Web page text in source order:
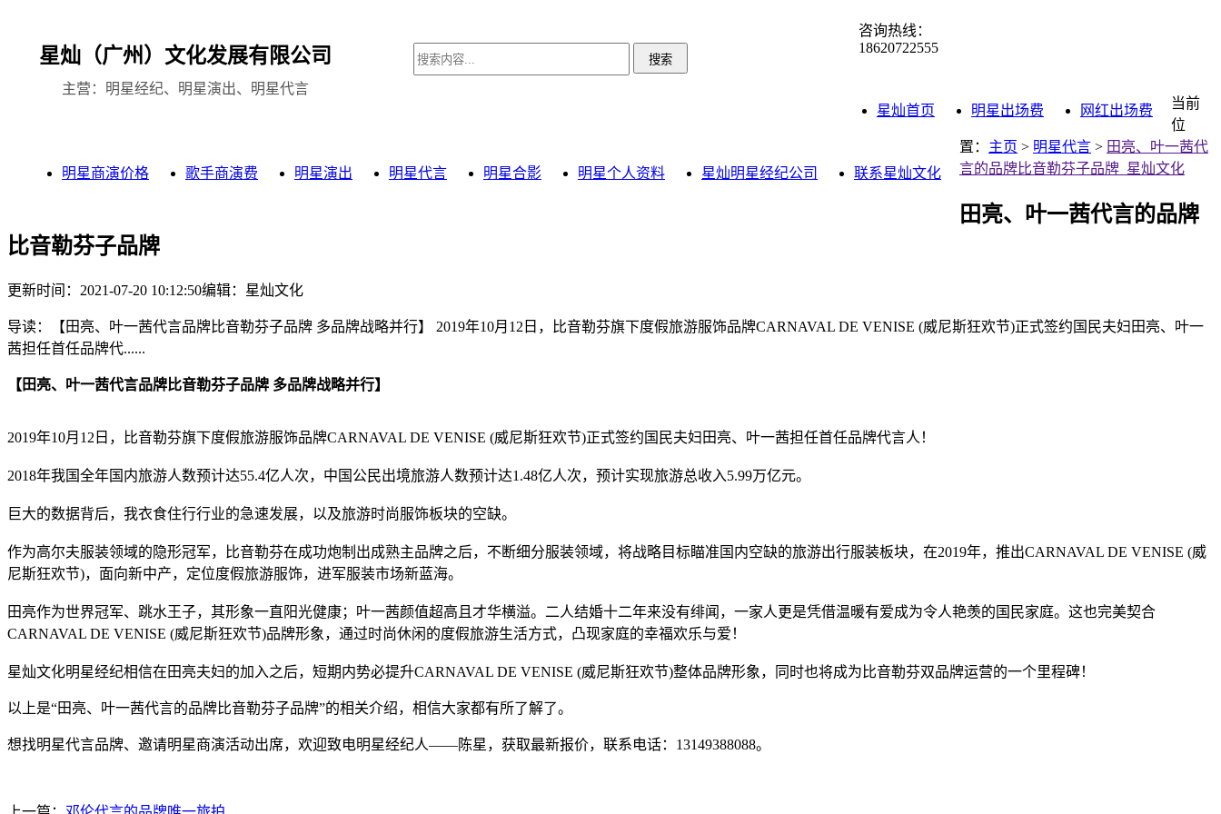
星灿（广州）文化发展有限公司
主营：明星经纪、明星演出、明星代言
咨询热线：
18620722555
星灿首页 明星出场费 网红出场费
明星商演价格 歌手商演费 明星演出 明星代言 明星合影 明星个人资料 星灿明星经纪公司 联系星灿文化
当前
位
置： 主页 > 明星代言 > 田亮、叶一茜代
言的品牌比音勒芬子品牌_星灿文化
田亮、叶一茜代言的品牌
比音勒芬子品牌
更新时间：2021-07-20 10:12:50编辑：星灿文化
导读：【田亮、叶一茜代言品牌比音勒芬子品牌 多品牌战略并行】 2019年10月12日，比音勒芬旗下度假旅游服饰品牌CARNAVAL DE VENISE (威尼斯狂欢节)正式签约国民夫妇田亮、叶一
茜担任首任品牌代......
【田亮、叶一茜代言品牌比音勒芬子品牌 多品牌战略并行】
2019年10月12日，比音勒芬旗下度假旅游服饰品牌CARNAVAL DE VENISE (威尼斯狂欢节)正式签约国民夫妇田亮、叶一茜担任首任品牌代言人！
2018年我国全年国内旅游人数预计达55.4亿人次，中国公民出境旅游人数预计达1.48亿人次，预计实现旅游总收入5.99万亿元。
巨大的数据背后，我衣食住行行业的急速发展，以及旅游时尚服饰板块的空缺。
作为高尔夫服装领域的隐形冠军，比音勒芬在成功炮制出成熟主品牌之后，不断细分服装领域，将战略目标瞄准国内空缺的旅游出行服装板块，在2019年，推出CARNAVAL DE VENISE (威
尼斯狂欢节)，面向新中产，定位度假旅游服饰，进军服装市场新蓝海。
田亮作为世界冠军、跳水王子，其形象一直阳光健康；叶一茜颜值超高且才华横溢。二人结婚十二年来没有绯闻，一家人更是凭借温暖有爱成为令人艳羡的国民家庭。这也完美契合
CARNAVAL DE VENISE (威尼斯狂欢节)品牌形象，通过时尚休闲的度假旅游生活方式，凸现家庭的幸福欢乐与爱！
星灿文化明星经纪相信在田亮夫妇的加入之后，短期内势必提升CARNAVAL DE VENISE (威尼斯狂欢节)整体品牌形象，同时也将成为比音勒芬双品牌运营的一个里程碑！
以上是“田亮、叶一茜代言的品牌比音勒芬子品牌”的相关介绍，相信大家都有所了解了。
想找明星代言品牌、邀请明星商演活动出席，欢迎致电明星经纪人——陈星，获取最新报价，联系电话：13149388088。